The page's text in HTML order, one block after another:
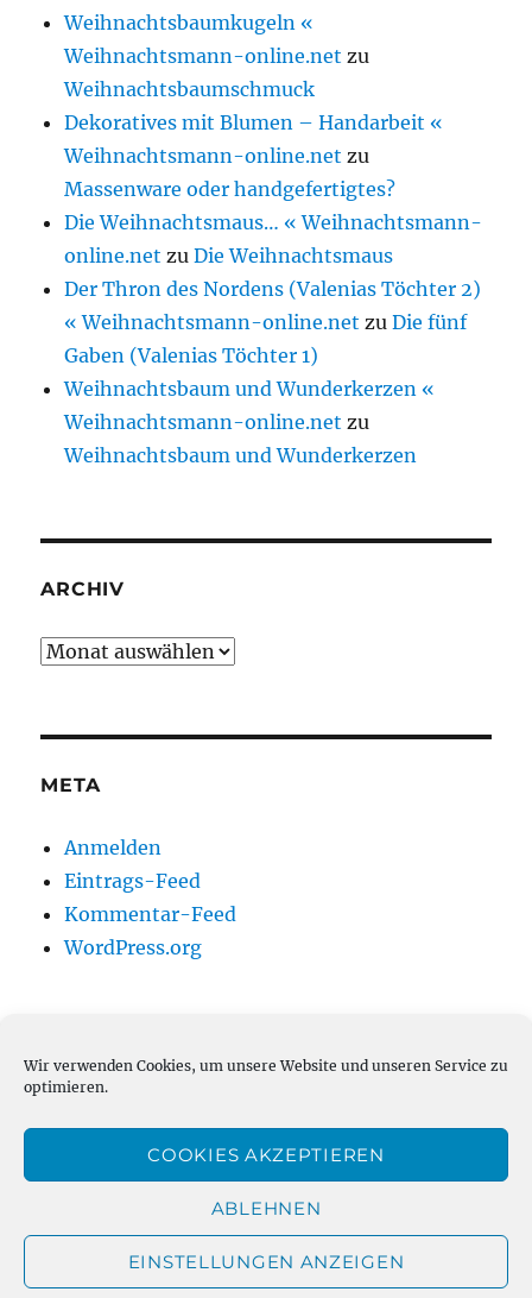
Wir verwenden Cookies, um unsere Website und unseren Service zu
optimieren.
COOKIES AKZEPTIEREN
ABLEHNEN
EINSTELLUNGEN ANZEIGEN
Weihnachtsbaumkugeln «
Weihnachtsmann-online.net zu
Weihnachtsbaumschmuck
Dekoratives mit Blumen – Handarbeit «
Weihnachtsmann-online.net zu
Massenware oder handgefertigtes?
Die Weihnachtsmaus… « Weihnachtsmann-
online.net zuDie Weihnachtsmaus
Der Thron des Nordens (Valenias Töchter 2)
« Weihnachtsmann-online.net zuDie fünf
Gaben (Valenias Töchter 1)
Weihnachtsbaum und Wunderkerzen «
Weihnachtsmann-online.net zu
Weihnachtsbaum und Wunderkerzen
ARCHIV
Archiv
META
Anmelden
Eintrags-Feed
Kommentar-Feed
WordPress.org
HELP ;-)
Weihnachtsmann-online.net Über / Impressum